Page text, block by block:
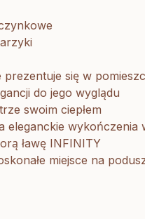
się w
do jego wyglądu
swoim ciepłem
eleganckie wykończenia
ławę INFINITY
miejsce na